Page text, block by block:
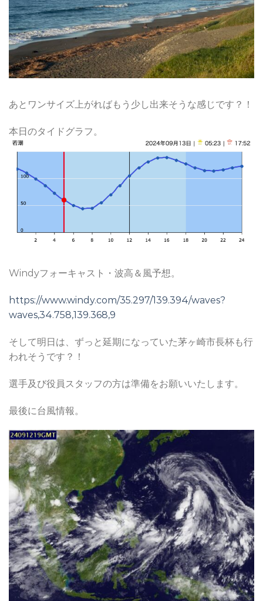
あとワンサイズ上がればもう少し出来そうな感じです？！
本日のタイドグラフ。
Windyフォーキャスト・波高＆風予想。
https://www.windy.com/35.297/139.394/waves?
waves,34.758,139.368,9
そして明日は、ずっと延期になっていた茅ヶ崎市長杯も行
われそうです？！
選手及び役員スタッフの方は準備をお願いいたします。
最後に台風情報。